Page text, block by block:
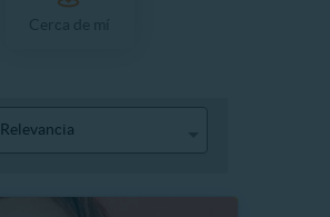
Relevancia